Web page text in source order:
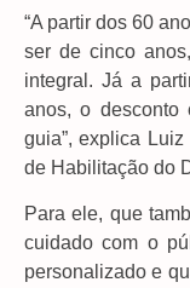
“A partir dos 60
ser de cinco
integral. Já a
anos, o desconto
guia”, explica
de Habilitação do
Para ele, que
cuidado com o
personalizado e